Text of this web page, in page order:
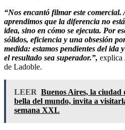
“Nos encantó filmar este comercial.
aprendimos que la diferencia no
idea, sino en cómo se ejecuta. Por
sólidos, eficiencia y una obsesión
medida: estamos pendientes del ida
el resultado sea superador.”, explica
de Ladoble.
LEER Buenos Aires, la ciudad
bella del mundo, invita a
semana XXL